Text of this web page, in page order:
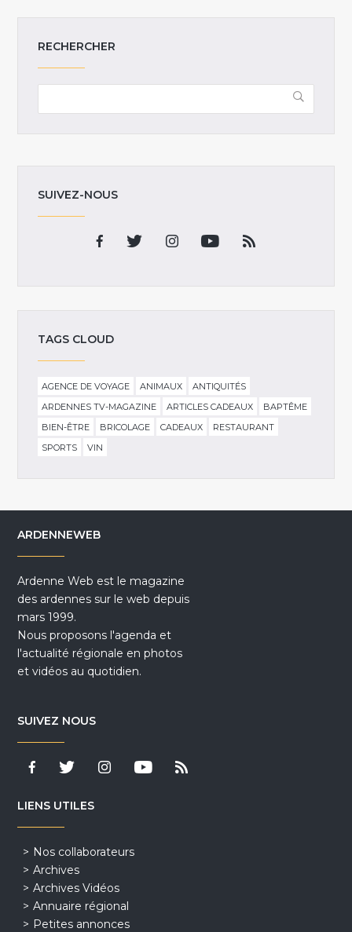
RECHERCHER
SUIVEZ-NOUS
TAGS CLOUD
AGENCE DE VOYAGE ANIMAUX
ANTIQUITÉS
ARDENNES TV-MAGAZINE
ARTICLES CADEAUX
BAPTÊME
BIEN-ÊTRE
BRICOLAGE CADEAUX
RESTAURANT
SPORTS
VIN
ARDENNEWEB
Ardenne Web est le magazine
des ardennes sur le web depuis
mars 1999.
Nous proposons l'agenda et
l'actualité régionale en photos
et vidéos au quotidien.
SUIVEZ NOUS
LIENS UTILES
Nos collaborateurs
Archives
Archives Vidéos
Annuaire régional
Petites annonces